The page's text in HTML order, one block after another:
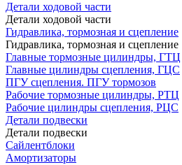
Детали ходовой части
Детали ходовой части
Гидравлика, тормозная и сцепление
Гидравлика, тормозная и сцепление
Главные тормозные цилиндры, ГТЦ
Главные цилиндры сцепления, ГЦС
ПГУ сцепления. ПГУ тормозов
Рабочие тормозные цилиндры, РТЦ
Рабочие цилиндры сцепления, РЦС
Детали подвески
Детали подвески
Cайлентблоки
Амортизаторы